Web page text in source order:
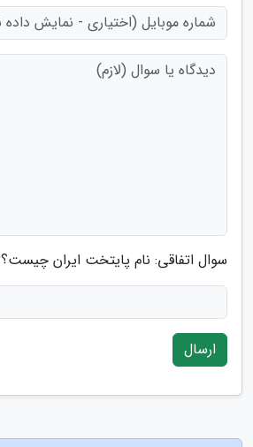
سوال اتفاقی: نام پایتخت ایران چیست؟
ارسال